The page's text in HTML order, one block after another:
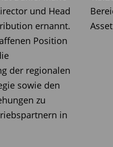
und Head
ernannt.
Position
der regionalen
sowie den
zu
in